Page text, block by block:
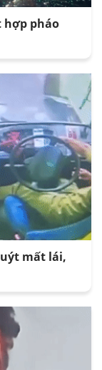
hợp pháo
mất lái,